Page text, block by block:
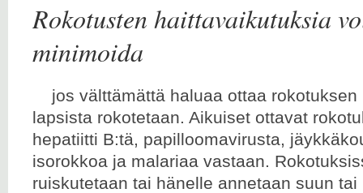
Rokotusten haittavaikutuksia
minimoida
jos välttämättä haluaa ottaa
lapsista rokotetaan. Aikuiset ottavat
hepatiitti B:tä, papilloomavirusta,
isorokkoa ja malariaa vastaan.
ruiskutetaan tai hänelle annetaan suun